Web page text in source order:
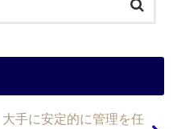
手に安定的に管理を任